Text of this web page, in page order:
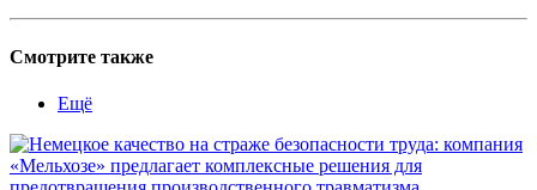
Смотрите также
Ещё